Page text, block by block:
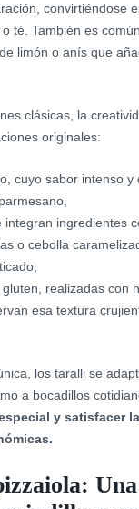
convirtiéndose
té. También es
limón o anís que
clásicas, la
originales:
cuyo sabor intenso y
integran ingredientes
o cebolla
realizadas con
esa textura
los taralli se
a bocadillos
y satisfacer